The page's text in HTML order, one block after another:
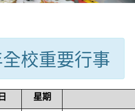
校重要行事
日
星期